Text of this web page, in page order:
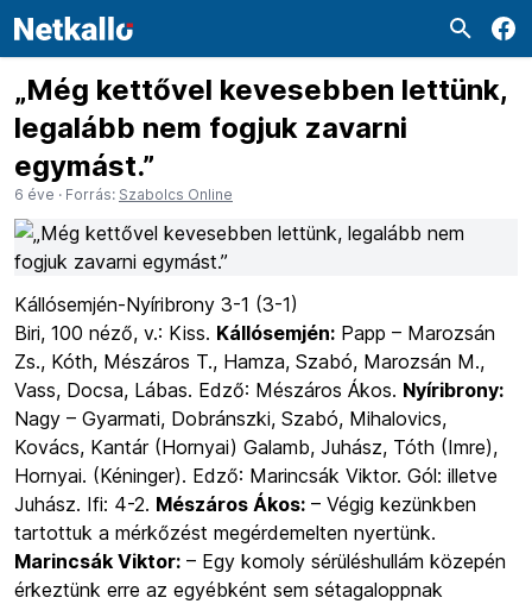
„Még kettővel kevesebben lettünk,
legalább nem fogjuk zavarni
egymást.”
6 éve · Forrás: Szabolcs Online
Kállósemjén-Nyíribrony 3-1 (3-1)
Biri, 100 néző, v.: Kiss. Kállósemjén: Papp – Marozsán
Zs., Kóth, Mészáros T., Hamza, Szabó, Marozsán M.,
Vass, Docsa, Lábas. Edző: Mészáros Ákos. Nyíribrony:
Nagy – Gyarmati, Dobránszki, Szabó, Mihalovics,
Kovács, Kantár (Hornyai) Galamb, Juhász, Tóth (Imre),
Hornyai. (Kéninger). Edző: Marincsák Viktor. Gól: illetve
Juhász. Ifi: 4-2. Mészáros Ákos: – Végig kezünkben
tartottuk a mérkőzést megérdemelten nyertünk.
Marincsák Viktor: – Egy komoly sérüléshullám közepén
érkeztünk erre az egyébként sem sétagaloppnak